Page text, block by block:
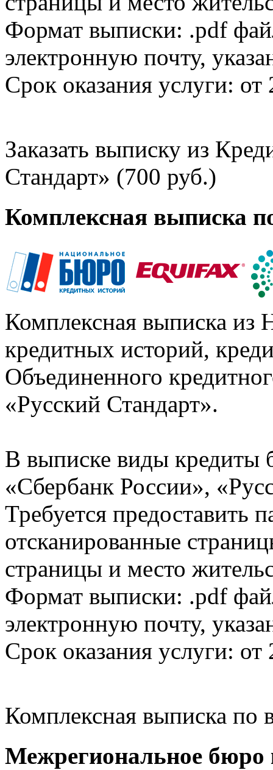
Формат выписки: .pdf
электронную почту,
Срок оказания услуги: от
Заказать выписку из
Стандарт» (700 руб.)
Комплексная выписка
Комплексная выписка из
кредитных историй,
Объединенного
«Русский Стандарт».
В выписке виды кредиты
«Сбербанк России»,
Требуется предоставить
отсканированные
страницы и место
Формат выписки: .pdf
электронную почту,
Срок оказания услуги: от
Комплексная выписка
Межрегиональное бюро